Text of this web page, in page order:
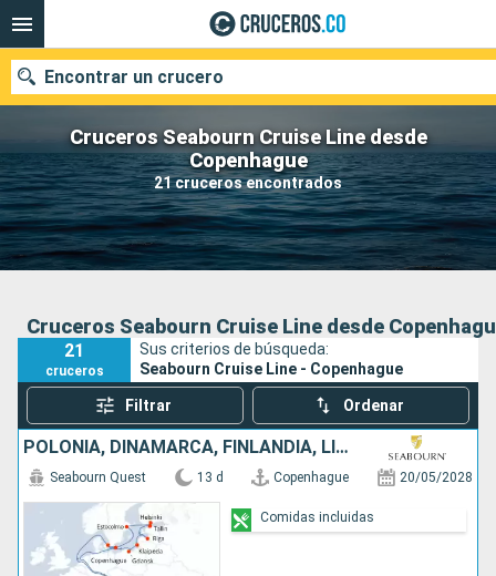
Cruceros Seabourn Cruise Line desde
Copenhague
21 cruceros encontrados
Encontrar un crucero
Fecha de salida
Buscar
Cruceros Seabourn Cruise Line desde
21
cruceros
Sus criterios de búsqueda:
Seabourn Cruise Line - Copenhague
Filtrar Ordenar
POLONIA, DINAMARCA, FINLANDIA, LITUANIA, SUECIA, TURQUÍA, LETONIA, ESTONIA
Seabourn Quest 13 d Copenhague 20/05/2028
Comidas incluidas